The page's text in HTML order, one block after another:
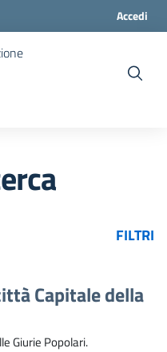
Accedi
FILTRI
Capitale della
Giurie Popolari.